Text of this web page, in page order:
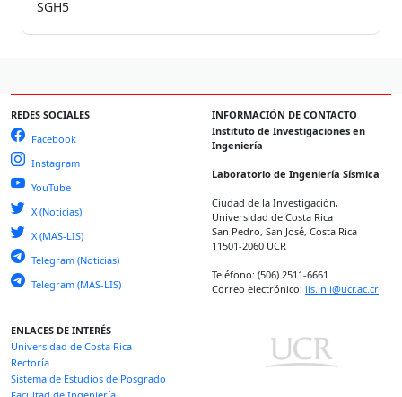
SGH5
REDES SOCIALES
Facebook
Instagram
YouTube
X (Noticias)
X (MAS-LIS)
Telegram (Noticias)
Telegram (MAS-LIS)
INFORMACIÓN DE CONTACTO
Instituto de Investigaciones en
Ingeniería
Laboratorio de Ingeniería Sísmica
Ciudad de la Investigación,
Universidad de Costa Rica
San Pedro, San José, Costa Rica
11501-2060 UCR
Teléfono: (506) 2511-6661
Correo electrónico: lis.inii@ucr.ac.cr
ENLACES DE INTERÉS
Universidad de Costa Rica
Rectoría
Sistema de Estudios de Posgrado